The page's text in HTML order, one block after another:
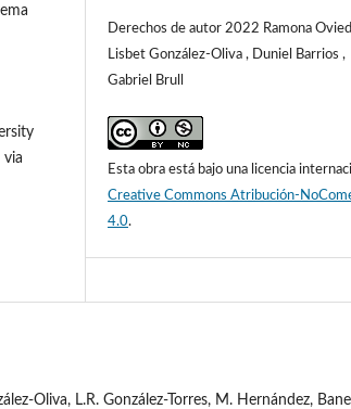
via
Derechos de autor 2022 Ramona
Lisbet González-Oliva , Duniel Barrios ,
Gabriel Brull
Esta obra está bajo una licencia
Creative Commons Atribución-
4.0.
Oliva, L.R. González-Torres, M. Hernández,